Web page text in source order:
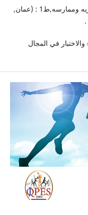
محمد محمود الحيله ؛ التصميم التعليمي –نظريه وممارسه,ط1 : (عمان,
وآخرون (2010)الاحصاء والاختبار في المجال